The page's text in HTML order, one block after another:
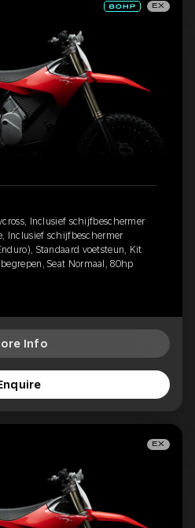
EX
Inclusief schijfbeschermer
Inclusief schijfbeschermer
Standaard voetsteun, Kit
Seat Normaal, 80hp
Info
EX